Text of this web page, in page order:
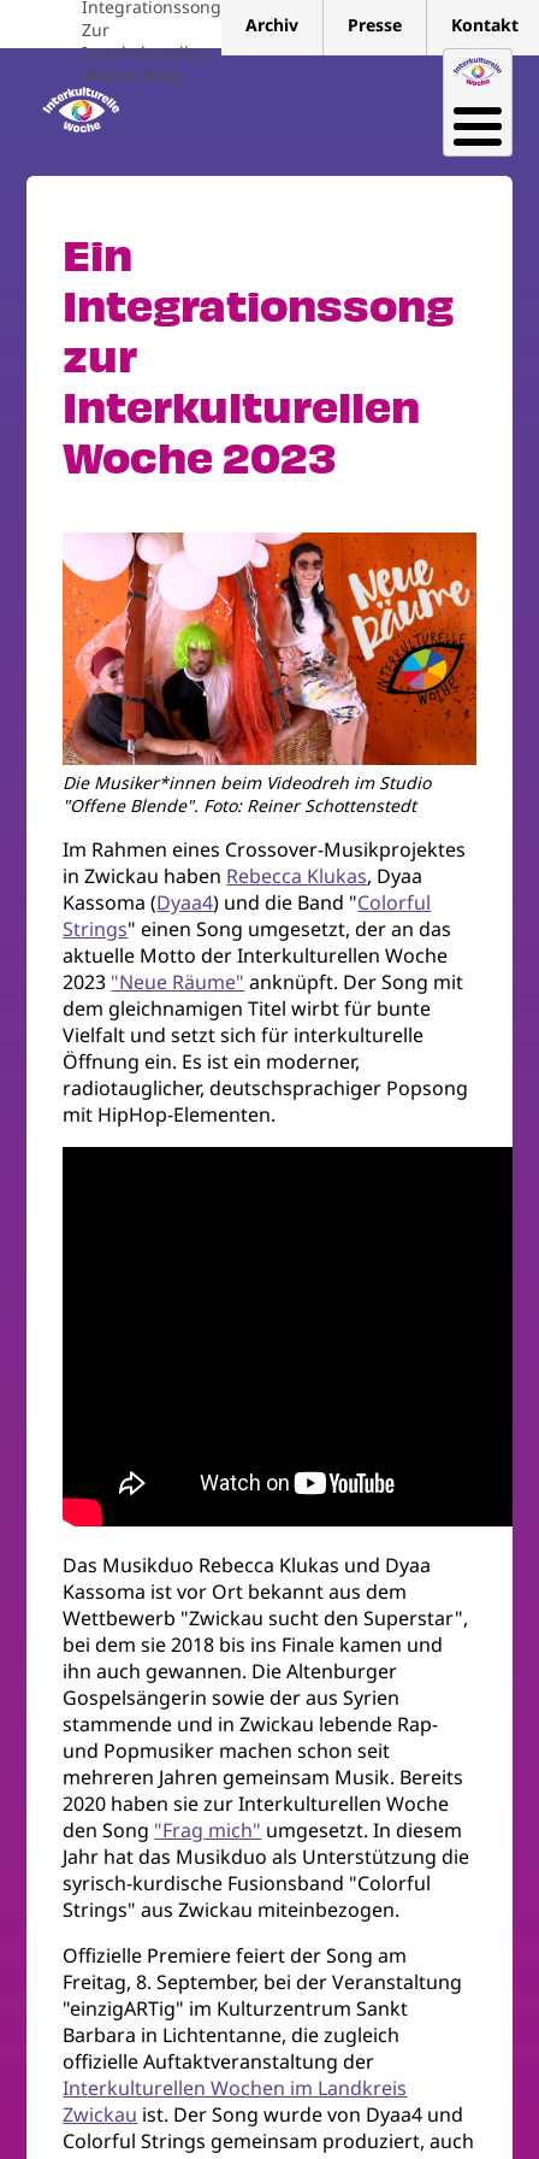
Integrationssong
Zur
Interkulturellen
Woche 2023
Archiv Presse Kontakt
Ein
Integrationssong
zur
Interkulturellen
Woche 2023
Die Musiker*innen beim Videodreh im Studio
"Offene Blende". Foto: Reiner Schottenstedt
Im Rahmen eines Crossover-Musikprojektes
in Zwickau haben Rebecca Klukas, Dyaa
Kassoma (Dyaa4) und die Band "Colorful
Strings" einen Song umgesetzt, der an das
aktuelle Motto der Interkulturellen Woche
2023 "Neue Räume" anknüpft. Der Song mit
dem gleichnamigen Titel wirbt für bunte
Vielfalt und setzt sich für interkulturelle
Öffnung ein. Es ist ein moderner,
radiotauglicher, deutschsprachiger Popsong
mit HipHop-Elementen.
Das Musikduo Rebecca Klukas und Dyaa
Kassoma ist vor Ort bekannt aus dem
Wettbewerb "Zwickau sucht den Superstar",
bei dem sie 2018 bis ins Finale kamen und
ihn auch gewannen. Die Altenburger
Gospelsängerin sowie der aus Syrien
stammende und in Zwickau lebende Rap-
und Popmusiker machen schon seit
mehreren Jahren gemeinsam Musik. Bereits
2020 haben sie zur Interkulturellen Woche
den Song "Frag mich" umgesetzt. In diesem
Jahr hat das Musikduo als Unterstützung die
syrisch-kurdische Fusionsband "Colorful
Strings" aus Zwickau miteinbezogen.
Offizielle Premiere feiert der Song am
Freitag, 8. September, bei der Veranstaltung
"einzigARTig" im Kulturzentrum Sankt
Barbara in Lichtentanne, die zugleich
offizielle Auftaktveranstaltung der
Interkulturellen Wochen im Landkreis
Zwickau ist. Der Song wurde von Dyaa4 und
Colorful Strings gemeinsam produziert, auch